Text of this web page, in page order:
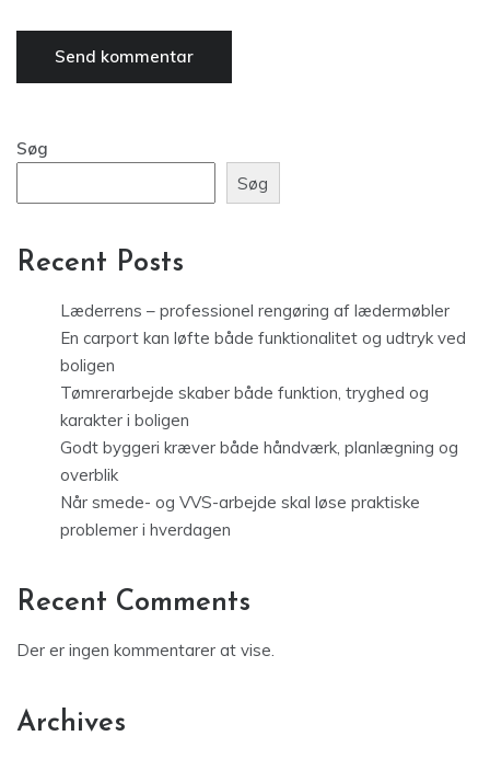
Søg
Søg
Recent Posts
Læderrens – professionel rengøring af lædermøbler
En carport kan løfte både funktionalitet og udtryk ved
boligen
Tømrerarbejde skaber både funktion, tryghed og
karakter i boligen
Godt byggeri kræver både håndværk, planlægning og
overblik
Når smede- og VVS-arbejde skal løse praktiske
problemer i hverdagen
Recent Comments
Der er ingen kommentarer at vise.
Archives